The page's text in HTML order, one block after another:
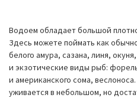
Водоем обладает большой
Здесь можете поймать как
белого амура, сазана, линя,
и экзотические виды рыб:
и американского сома,
уживается в небольшом, но